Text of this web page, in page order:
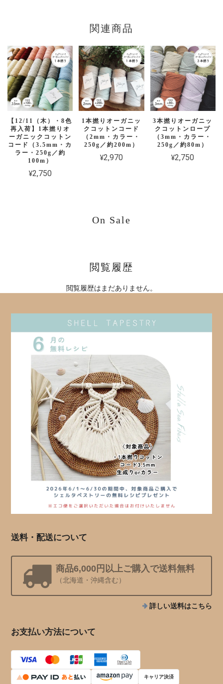
関連商品
【12/11（木）・8色
再入荷】1本撚りオ
ーガニックコットン
コード（3.5mm・カ
ラー・250g／約
100m）
¥2,750
1本撚りオーガニッ
クコットンコード
（2mm・カラー・
250g／約200m）
¥2,970
3本撚りオーガニッ
クコットンロープ
（3mm・カラー・
250g／約80m）
¥2,750
On Sale
閲覧履歴
閲覧履歴はまだありません。
送料・配送について
商品6,000円以上ご購入で送料無料
（北海道・沖縄含む）
詳しい送料はこちら
お支払い方法について
キャリア決済